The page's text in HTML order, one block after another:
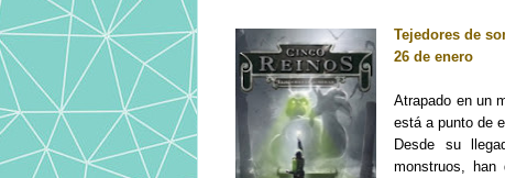
Tejedores de
26 de enero
Atrapado en un
está a punto de
Desde su
monstruos, han